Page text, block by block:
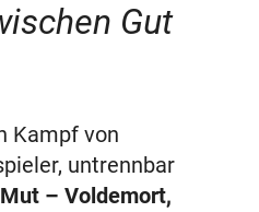
Gut
Kampf von
untrennbar
– Voldemort,